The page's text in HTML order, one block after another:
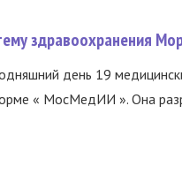
здравоохранения
день 19
« МосМедИИ ». Она